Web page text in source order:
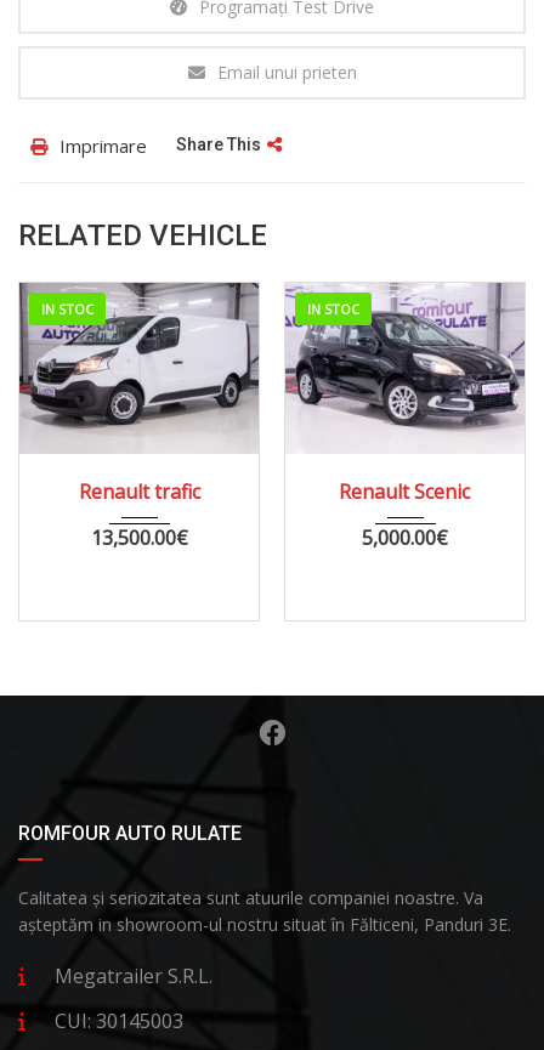
Programați Test Drive
Email unui prieten
Imprimare Share This
RELATED VEHICLE
IN STOC
176000
Renault trafic
13,500.00€
IN STOC
226000
Renault Scenic
5,000.00€
ROMFOUR AUTO RULATE
Calitatea și seriozitatea sunt atuurile companiei noastre. Va
așteptăm in showroom-ul nostru situat în Fălticeni, Panduri 3E.
Megatrailer S.R.L.
CUI: 30145003